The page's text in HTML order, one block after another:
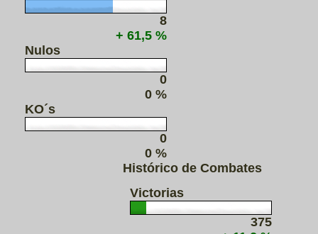
8
+ 61,5 %
Nulos
0
0 %
KO´s
0
0 %
Histórico de Combates
Victorias
375